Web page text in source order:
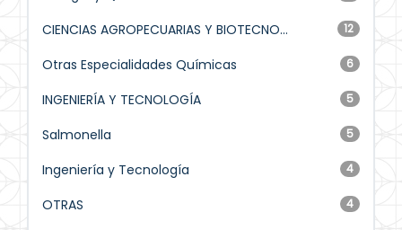
12
CIENCIAS AGROPECUARIAS Y BIOTECNO...
6
Otras Especialidades Químicas
5
INGENIERÍA Y TECNOLOGÍA
5
Salmonella
4
Ingeniería y Tecnología
4
OTRAS